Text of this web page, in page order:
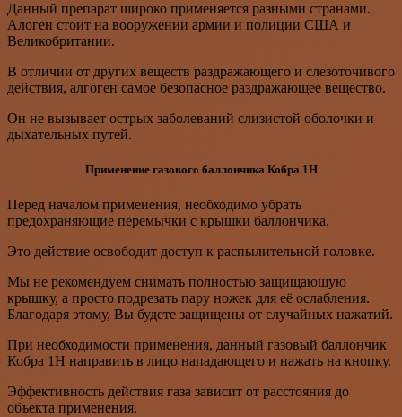
Данный препарат широко применяется разными странами.
Алоген стоит на вооружении армии и полиции США и
Великобритании.
В отличии от других веществ раздражающего и слезоточивого
действия, алгоген самое безопасное раздражающее вещество.
Он не вызывает острых заболеваний слизистой оболочки и
дыхательных путей.
Применение газового баллончика Кобра 1Н
Перед началом применения, необходимо убрать
предохраняющие перемычки с крышки баллончика.
Это действие освободит доступ к распылительной головке.
Мы не рекомендуем снимать полностью защищающую
крышку, а просто подрезать пару ножек для её ослабления.
Благодаря этому, Вы будете защищены от случайных нажатий.
При необходимости применения, данный газовый баллончик
Кобра 1Н направить в лицо нападающего и нажать на кнопку.
Эффективность действия газа зависит от расстояния до
объекта применения.